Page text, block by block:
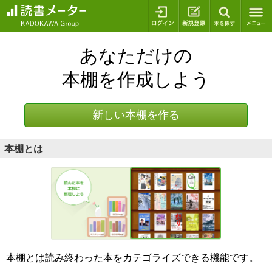
ログイン 新規登録
あなただけの
本棚を作成しよう
新しい本棚を作る
本棚とは
本棚とは読み終わった本をカテゴライズできる機能です。